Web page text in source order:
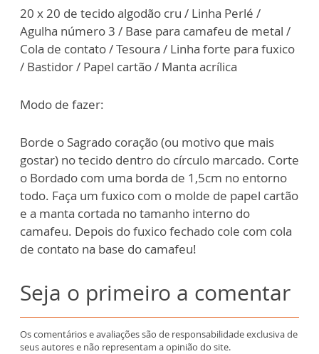
20 x 20 de tecido algodão cru / Linha Perlé /
Agulha número 3 / Base para camafeu de metal /
Cola de contato / Tesoura / Linha forte para fuxico
/ Bastidor / Papel cartão / Manta acrílica
Modo de fazer:
Borde o Sagrado coração (ou motivo que mais
gostar) no tecido dentro do círculo marcado. Corte
o Bordado com uma borda de 1,5cm no entorno
todo. Faça um fuxico com o molde de papel cartão
e a manta cortada no tamanho interno do
camafeu. Depois do fuxico fechado cole com cola
de contato na base do camafeu!
Seja o primeiro a comentar
Os comentários e avaliações são de responsabilidade exclusiva de
seus autores e não representam a opinião do site.